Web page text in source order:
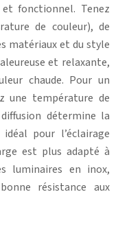
fonctionnel. Tenez
de couleur), de
matériaux et du style
et relaxante,
chaude. Pour un
une température de
détermine la
pour l’éclairage
est plus adapté à
luminaires en inox,
résistance aux